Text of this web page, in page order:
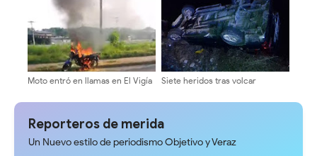
Moto entró en llamas en El Vigía
Siete heridos tras volcar
cuenca del Chama
Reporteros de merida
Un Nuevo estilo de periodismo Objetivo y Veraz